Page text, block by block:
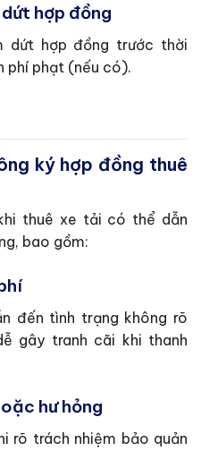
hợp đồng
dứt hợp đồng trước thời
phí phạt (nếu có).
ký hợp đồng thuê
thuê xe tải có thể dẫn
bao gồm:
đến tình trạng không rõ
gây tranh cãi khi thanh
hư hỏng
rõ trách nhiệm bảo quản